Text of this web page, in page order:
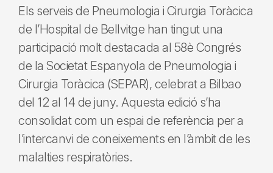
Els serveis de Pneumologia i Cirurgia Toràcica
de l’Hospital de Bellvitge han tingut una
participació molt destacada al 58è Congrés
de la Societat Espanyola de Pneumologia i
Cirurgia Toràcica (SEPAR), celebrat a Bilbao
del 12 al 14 de juny. Aquesta edició s’ha
consolidat com un espai de referència per a
l’intercanvi de coneixements en l’àmbit de les
malalties respiratòries.